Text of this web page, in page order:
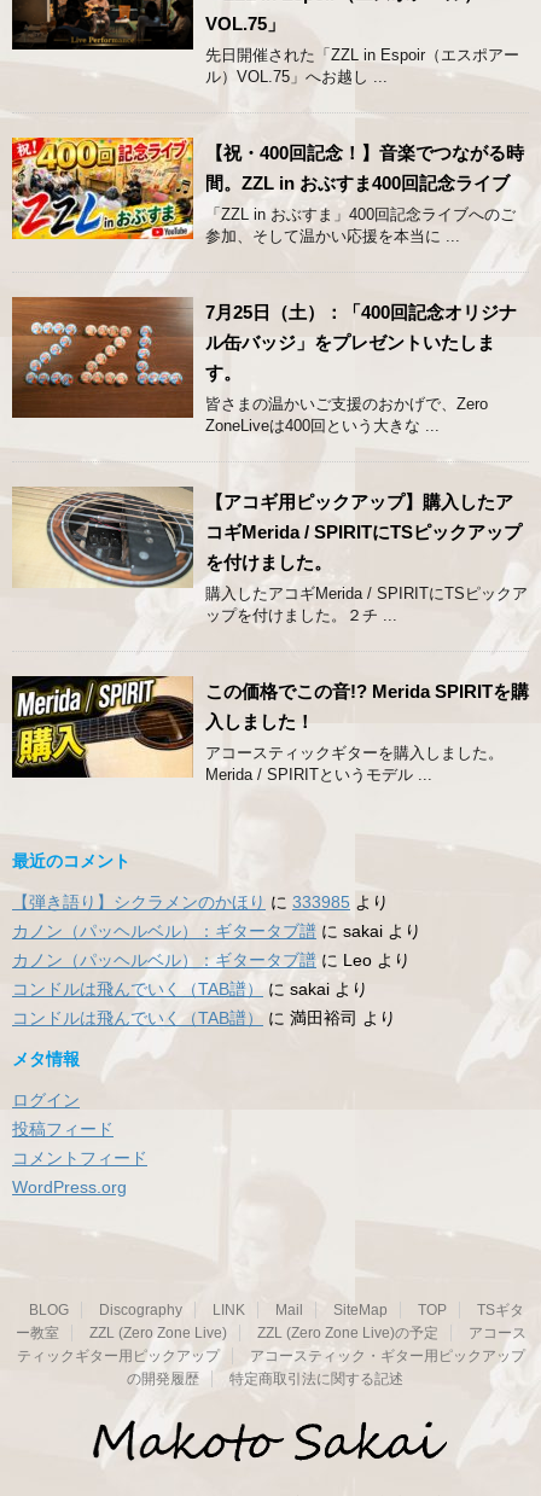
VOL.75」
先日開催された「ZZL in Espoir（エスポアー
ル）VOL.75」へお越し ...
【祝・400回記念！】音楽でつながる時
間。ZZL in おぶすま400回記念ライブ
「ZZL in おぶすま」400回記念ライブへのご
参加、そして温かい応援を本当に ...
7月25日（土）：「400回記念オリジナ
ル缶バッジ」をプレゼントいたしま
す。
皆さまの温かいご支援のおかげで、Zero
ZoneLiveは400回という大きな ...
【アコギ用ピックアップ】購入したア
コギMerida / SPIRITにTSピックアップ
を付けました。
購入したアコギMerida / SPIRITにTSピックア
ップを付けました。２チ ...
この価格でこの音!? Merida SPIRITを購
入しました！
アコースティックギターを購入しました。
Merida / SPIRITというモデル ...
最近のコメント
【弾き語り】シクラメンのかほり に 333985 より
カノン（パッヘルベル）：ギタータブ譜 に sakai より
カノン（パッヘルベル）：ギタータブ譜 に Leo より
コンドルは飛んでいく（TAB譜）
に sakai より
コンドルは飛んでいく（TAB譜）
に 満田裕司 より
メタ情報
ログイン
投稿フィード
コメントフィード
WordPress.org
BLOG Discography LINK Mail SiteMap TOP
TSギタ
ー教室
ZZL (Zero Zone Live) ZZL (Zero Zone Live)の予定
アコース
ティックギター用ピックアップ
アコースティック・ギター用ピックアップ
の開発履歴
特定商取引法に関する記述